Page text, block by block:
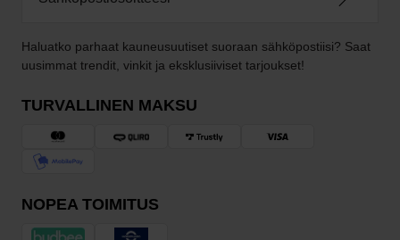
Haluatko parhaat kauneusuutiset suoraan sähköpostiisi? Saat
uusimmat trendit, vinkit ja eksklusiiviset tarjoukset!
TURVALLINEN MAKSU
NOPEA TOIMITUS